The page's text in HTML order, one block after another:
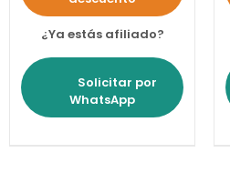
¿Ya estás afiliado?
Solicitar por
WhatsApp